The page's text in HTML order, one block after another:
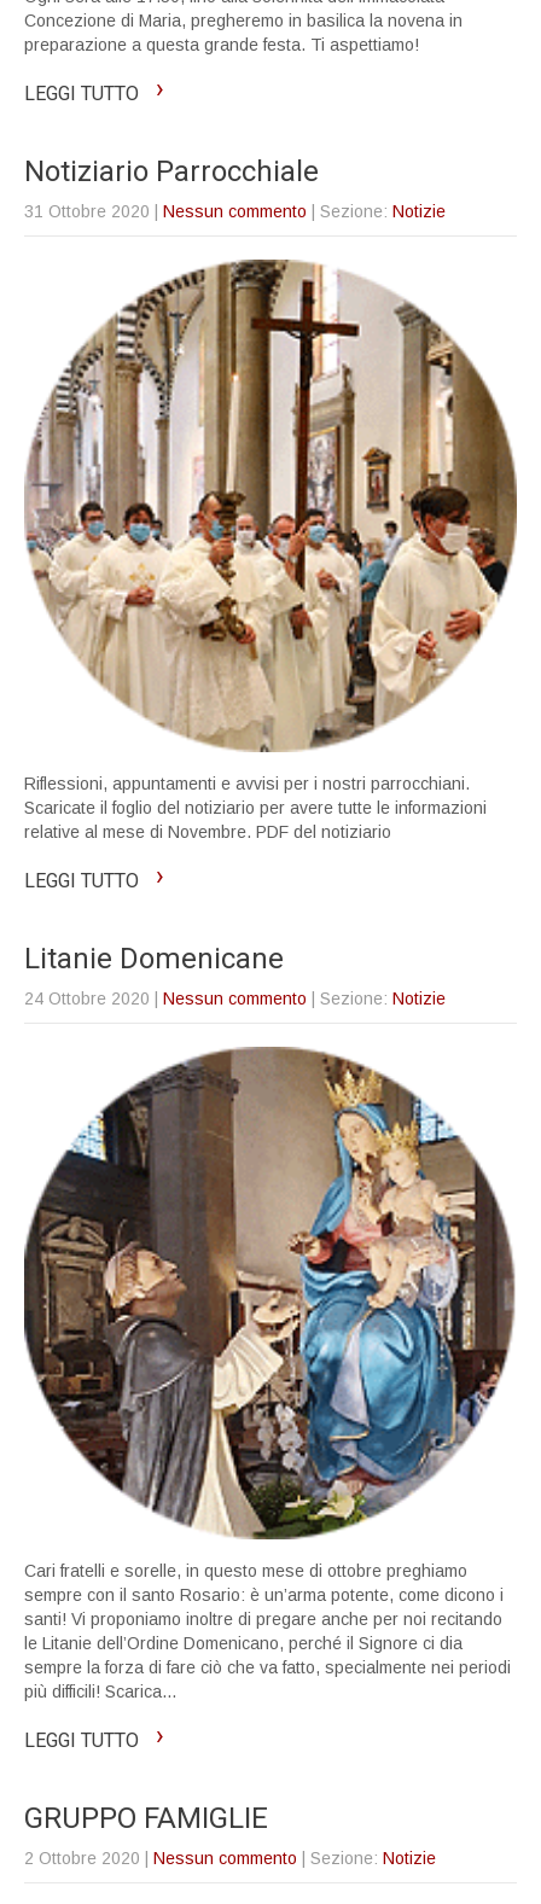
Concezione di Maria, pregheremo in basilica la novena in
preparazione a questa grande festa. Ti aspettiamo!
LEGGI TUTTO ›
Notiziario Parrocchiale
31 Ottobre 2020 Nessun commento | Sezione: Notizie
Riflessioni, appuntamenti e avvisi per i nostri parrocchiani.
Scaricate il foglio del notiziario per avere tutte le informazioni
relative al mese di Novembre. PDF del notiziario
LEGGI TUTTO ›
Litanie Domenicane
24 Ottobre 2020 Nessun commento | Sezione: Notizie
Cari fratelli e sorelle, in questo mese di ottobre preghiamo
sempre con il santo Rosario: è un’arma potente, come dicono i
santi! Vi proponiamo inoltre di pregare anche per noi recitando
le Litanie dell’Ordine Domenicano, perché il Signore ci dia
sempre la forza di fare ciò che va fatto, specialmente nei periodi
più difficili! Scarica…
LEGGI TUTTO ›
GRUPPO FAMIGLIE
2 Ottobre 2020 Nessun commento | Sezione: Notizie